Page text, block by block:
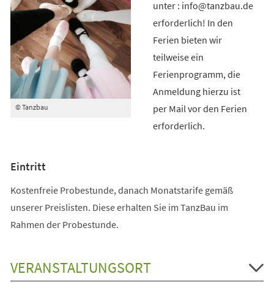
© Tanzbau
unter : info@tanzbau.de
erforderlich! In den
Ferien bieten wir
teilweise ein
Ferienprogramm, die
Anmeldung hierzu ist
per Mail vor den Ferien
erforderlich.
Eintritt
Kostenfreie Probestunde, danach Monatstarife gemäß
unserer Preislisten. Diese erhalten Sie im TanzBau im
Rahmen der Probestunde.
VERANSTALTUNGSORT